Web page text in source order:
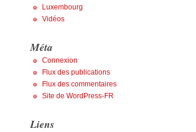
Luxembourg
Vidéos
Méta
Connexion
Flux des publications
Flux des commentaires
Site de WordPress-FR
Liens